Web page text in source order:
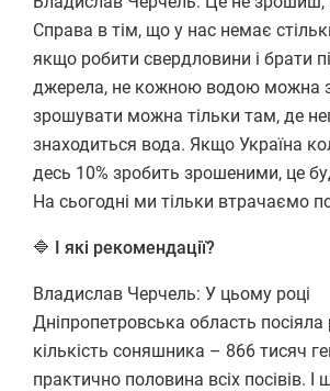
Справа в тім, що у нас немає
якщо робити свердловини і брати
джерела, не кожною водою можна
зрошувати можна тільки там, де
знаходиться вода. Якщо Україна
десь 10% зробить зрошеними, це
На сьогодні ми тільки втрачаємо
🔷 І які рекомендації?
Владислав Черчель: У цьому році
Дніпропетровська область
кількість соняшника – 866 тисяч
практично половина всіх посівів. І